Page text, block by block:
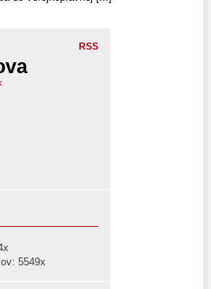
RSS
5549x